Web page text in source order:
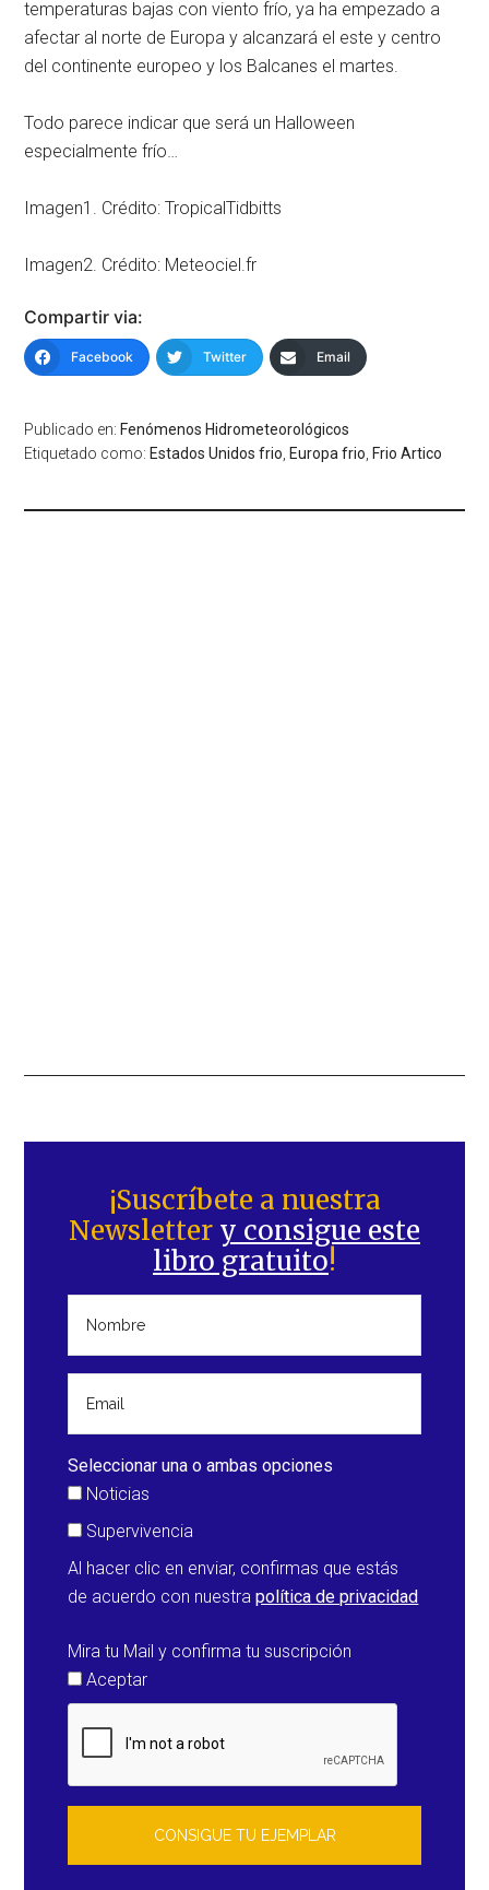
temperaturas bajas con viento frío, ya ha empezado a
afectar al norte de Europa y alcanzará el este y centro
del continente europeo y los Balcanes el martes.
Todo parece indicar que será un Halloween
especialmente frío…
Imagen1. Crédito: TropicalTidbitts
Imagen2. Crédito: Meteociel.fr
Compartir via:
Facebook Twitter Email
Publicado en: Fenómenos Hidrometeorológicos
Etiquetado como: Estados Unidos frio Europa frio Frio Artico
lateral
principal
¡Suscríbete a nuestra
Newsletter y consigue este
libro gratuito!
Seleccionar una o ambas opciones
Noticias
Supervivencia
Al hacer clic en enviar, confirmas que estás
de acuerdo con nuestrapolítica de privacidad
Mira tu Mail y confirma tu suscripción
Aceptar